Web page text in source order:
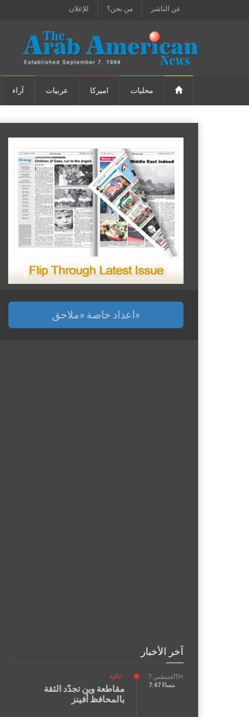
عن الناشر من نحن؟ للإعلان
محليات اميركا عربيات آراء
اعداد خاصة «ملاحق»
آخر الأخبار
أغسطس 7TH
7:47 مساءً
جالية
مقاطعة وين تجدّد الثقة
بالمحافظ أفينز